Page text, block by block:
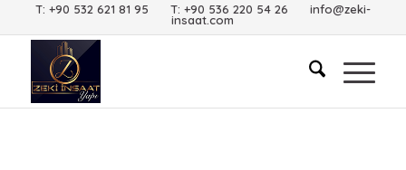
T: +90 532 621 81 95 T: +90 536 220 54 26 info@zeki-
insaat.com